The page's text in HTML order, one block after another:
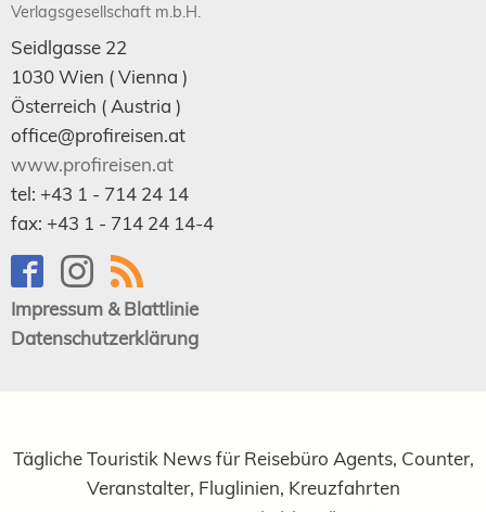
Verlagsgesellschaft m.b.H.
Seidlgasse 22
1030Wien ( Vienna )
Österreich ( Austria )
office@profireisen.at
www.profireisen.at
tel: +43 1 - 714 24 14
fax: +43 1 - 714 24 14-4
Impressum & Blattlinie
Datenschutzerklärung
Tägliche Touristik News für Reisebüro Agents, Counter,
Veranstalter, Fluglinien, Kreuzfahrten